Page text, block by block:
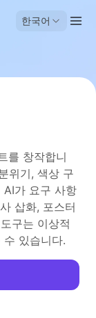
한국어
를 창작합니
위기, 색상 구
AI가 요구 사항
삽화, 포스터
구는 이상적
있습니다.